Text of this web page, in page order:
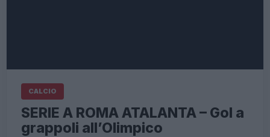
CALCIO
SERIE A ROMA ATALANTA – Gol a
grappoli all’Olimpico